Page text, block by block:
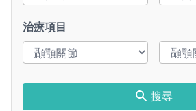
治療項目
搜尋